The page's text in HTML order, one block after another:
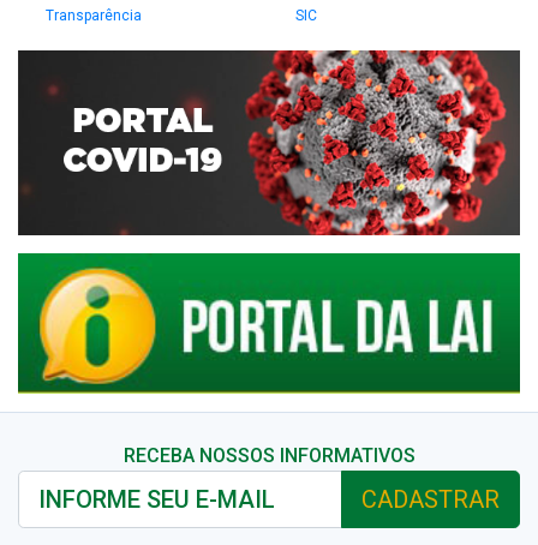
Transparência
SIC
RECEBA NOSSOS INFORMATIVOS
CADASTRAR